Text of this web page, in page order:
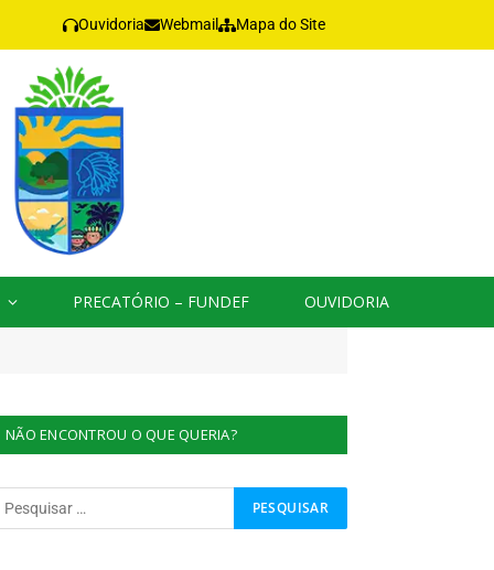
Ouvidoria Webmail Mapa do Site
PRECATÓRIO – FUNDEF OUVIDORIA
NÃO ENCONTROU O QUE QUERIA?